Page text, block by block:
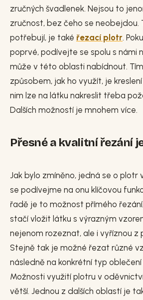
zručných švadlenek. Nejsou to
zručnost, bez čeho se neobejdou.
potřebují, je také řezací plotr.
poprvé, podívejte se spolu s námi
může v této oblasti nabídnout.
způsobem, jak ho využít, je
nim lze na látku nakreslit třeba
Dalších možností je mnohem více.
Přesné a kvalitní řezání
Jak bylo zmíněno, jedná se o plotr
se podívejme na onu klíčovou
řadě je to možnost přímého
stačí vložit látku s výrazným
nejenom rozeznat, ale i vyříznou z
Stejně tak je možné řezat různé
následně na konkrétní typ
Možnosti využití plotru v
větší. Jednou z dalších oblastí je